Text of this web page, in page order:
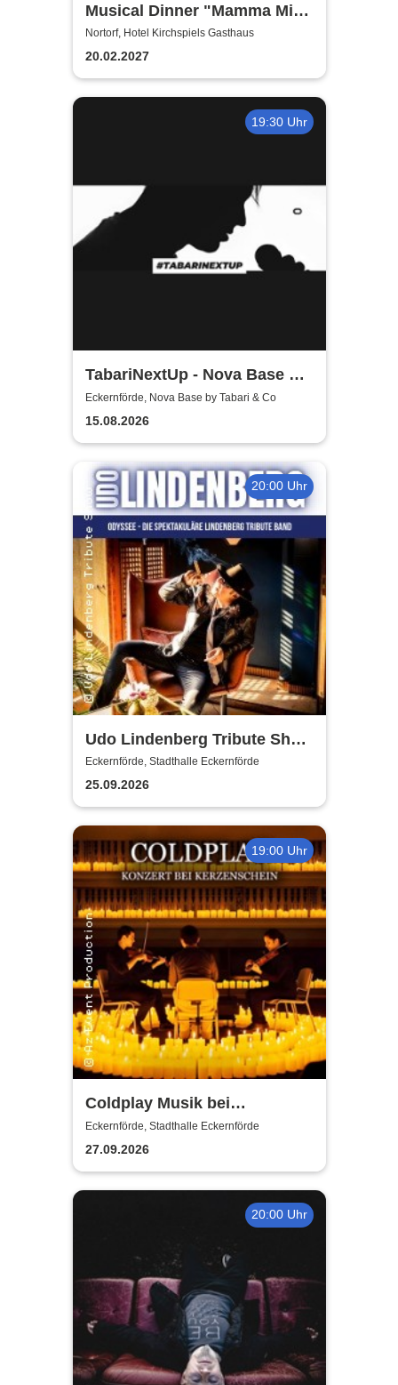
Musical Dinner "Mamma Mia
Special"
Nortorf, Hotel Kirchspiels Gasthaus
20.02.2027
19:30 Uhr
TabariNextUp - Nova Base by
Tabari & Co
Eckernförde, Nova Base by Tabari & Co
15.08.2026
20:00 Uhr
Udo Lindenberg Tribute Show
- Odyssee
Eckernförde, Stadthalle Eckernförde
25.09.2026
19:00 Uhr
Coldplay Musik bei
Kerzenschein
Eckernförde, Stadthalle Eckernförde
27.09.2026
20:00 Uhr